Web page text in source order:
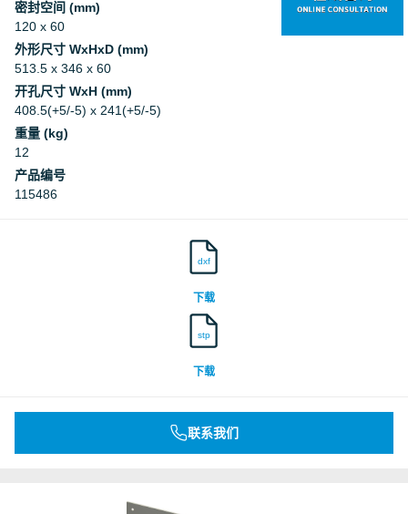
密封空间 (mm)
120 x 60
外形尺寸 WxHxD (mm)
513.5 x 346 x 60
开孔尺寸 WxH (mm)
408.5(+5/-5) x 241(+5/-5)
重量 (kg)
12
产品编号
115486
dxf
下载
stp
下载
联系我们